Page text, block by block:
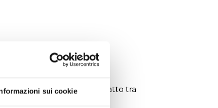
sui cookie
finecorsa per evitare il contatto tra